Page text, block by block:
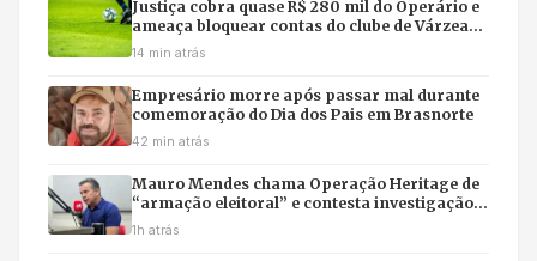
Justiça cobra quase R$ 280 mil do Operário e
ameaça bloquear contas do clube de Várzea
Grande
14 min atrás
Empresário morre após passar mal durante
comemoração do Dia dos Pais em Brasnorte
42 min atrás
Mauro Mendes chama Operação Heritage de
“armação eleitoral” e contesta investigação
sobre acordo com a Oi
1h atrás